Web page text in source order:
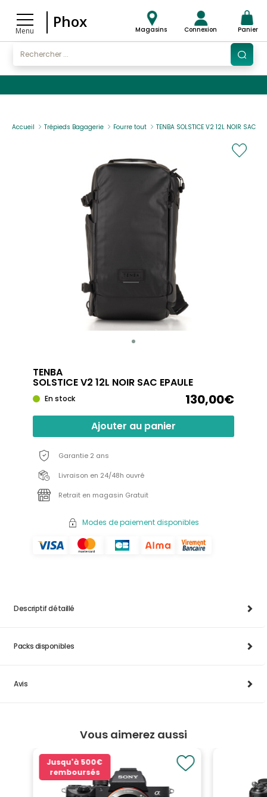
Menu
Phox Magasins Connexion Panier
Accueil Trépieds Bagagerie Fourre tout TENBA SOLSTICE V2 12L NOIR SAC
TENBA
SOLSTICE V2 12L NOIR SAC EPAULE
En stock 130,00€
Ajouter au panier
Garantie 2 ans
Livraison en 24/48h ouvré
Retrait en magasin Gratuit
Modes de paiement disponibles
Descriptif détaillé
Packs disponibles
Avis
Vous aimerez aussi
Jusqu'à 500€
remboursés